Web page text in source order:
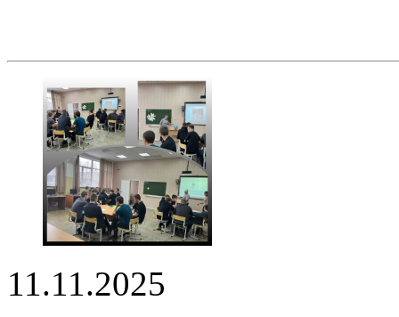
11.11.2025